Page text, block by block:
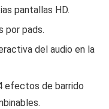
pantallas HD.
por pads.
del audio en la
efectos de barrido